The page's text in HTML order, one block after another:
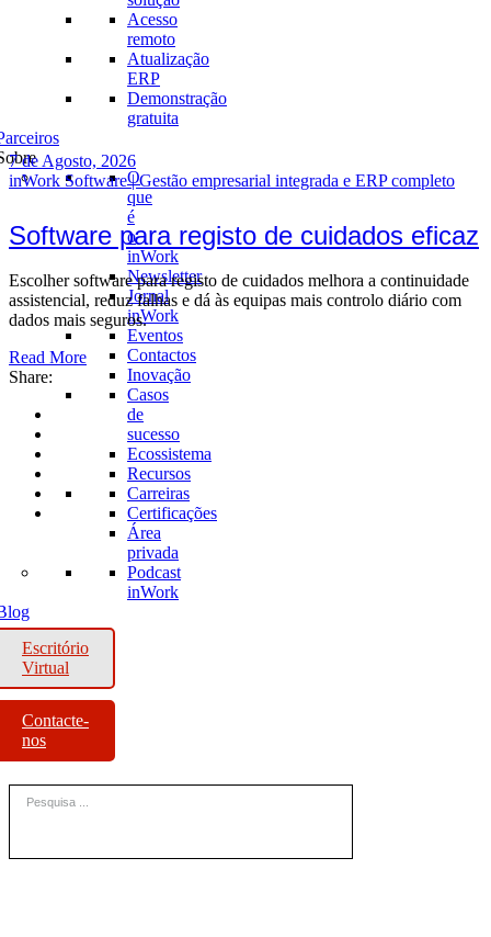
Acesso
remoto
Atualização
ERP
Demonstração
gratuita
O
que
é
o
inWork
Newsletter
Jornal
inWork
Eventos
Contactos
Inovação
Casos
de
sucesso
Ecossistema
Recursos
Carreiras
Certificações
Área
privada
Podcast
inWork
Escritório
Virtual
Contacte-
nos
7 de Agosto, 2026
inWork Software | Gestão empresarial integrada e ERP completo
Software para registo de cuidados eficaz
Escolher software para registo de cuidados melhora a continuidade
assistencial, reduz falhas e dá às equipas mais controlo diário com
dados mais seguros.
Read More
Share: